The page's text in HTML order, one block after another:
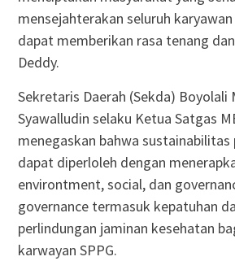
mensejahterakan seluruh karyawan
dapat memberikan rasa tenang
Deddy.
Sekretaris Daerah (Sekda) Boyolali
Syawalludin selaku Ketua Satgas
menegaskan bahwa sustainabilitas
dapat diperloleh dengan
environtment, social, dan
governance termasuk kepatuhan
perlindungan jaminan kesehatan
karwayan SPPG.